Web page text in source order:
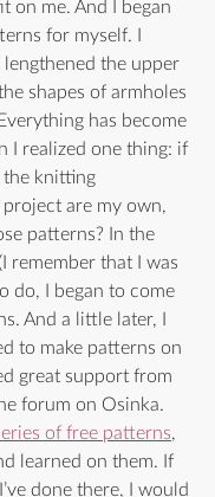
on me. And I began
for myself. I
the upper
shapes of armholes
has become
I realized one thing: if
the knitting
are my own,
patterns? In the
remember that I was
do, I began to come
And a little later, I
to make patterns on
great support from
forum on Osinka.
of free patterns,
learned on them. If
done there, I would